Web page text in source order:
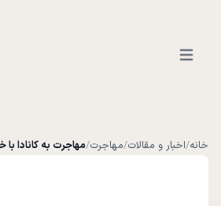
Open
خانه/اخبار و مقالات/مهاجرت/مهاجرت به کانادا